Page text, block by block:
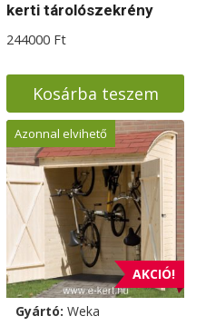
kerti tárolószekrény
244000 Ft
Kosárba teszem
AKCIÓ!
Azonnal elvihető
Gyártó: Weka